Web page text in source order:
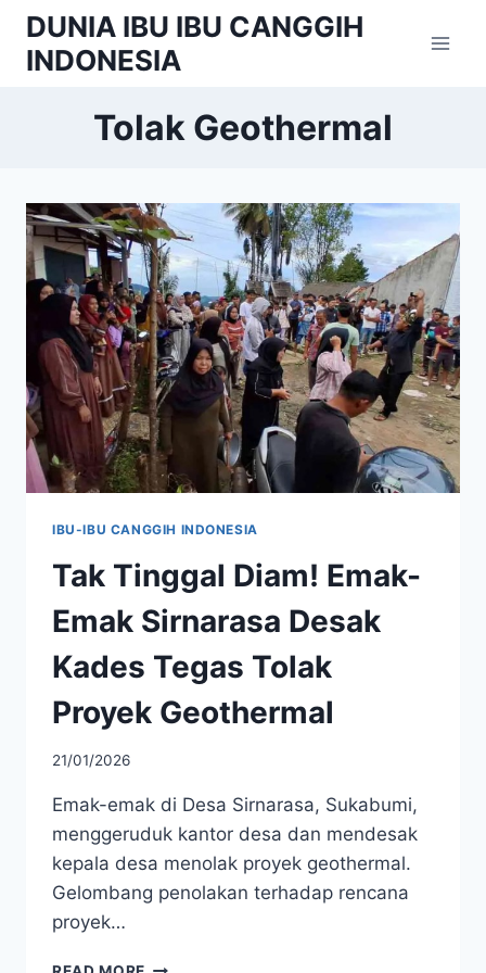
Skip
content
DUNIA IBU IBU CANGGIH
INDONESIA
Tolak Geothermal
IBU-IBU CANGGIH INDONESIA
Tak Tinggal Diam! Emak-
Emak Sirnarasa Desak
Kades Tegas Tolak
Proyek Geothermal
21/01/2026
Emak-emak di Desa Sirnarasa, Sukabumi,
menggeruduk kantor desa dan mendesak
kepala desa menolak proyek geothermal.
Gelombang penolakan terhadap rencana
proyek…
TAK